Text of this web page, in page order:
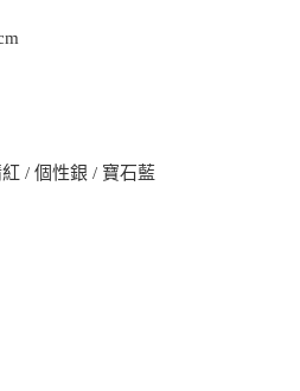
/ 個性銀 / 寶石藍